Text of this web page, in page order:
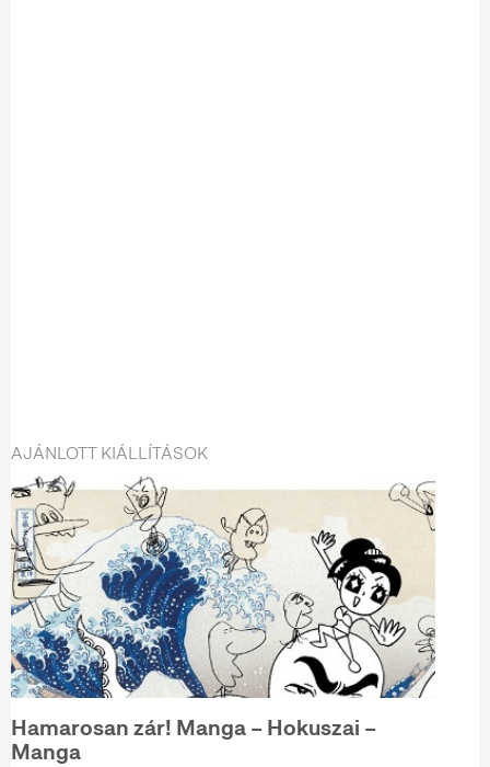
AJÁNLOTT KIÁLLÍTÁSOK
Hamarosan zár! Manga – Hokuszai –
Manga